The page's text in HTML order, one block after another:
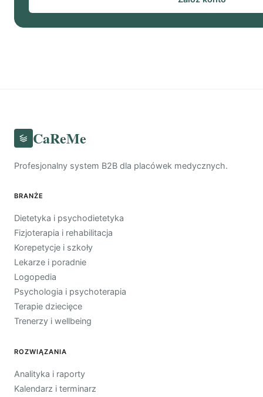
CaReMe
Profesjonalny system B2B dla placówek medycznych.
BRANŻE
Dietetyka i psychodietetyka
Fizjoterapia i rehabilitacja
Korepetycje i szkoły
Lekarze i poradnie
Logopedia
Psychologia i psychoterapia
Terapie dziecięce
Trenerzy i wellbeing
ROZWIĄZANIA
Analityka i raporty
Kalendarz i terminarz